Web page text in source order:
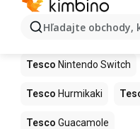
Hľadajte obchody,
Ďalšie
Tesco Kapor Tesco
Tesco Nintendo Switch
Tesco Hurmikaki
Tesco Guacamole